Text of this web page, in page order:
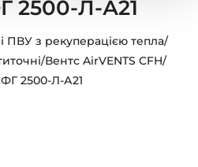
2500-Л-А21
ПВУ з рекуперацією тепла/
/Вентс AirVENTS CFH/
2500-Л-А21